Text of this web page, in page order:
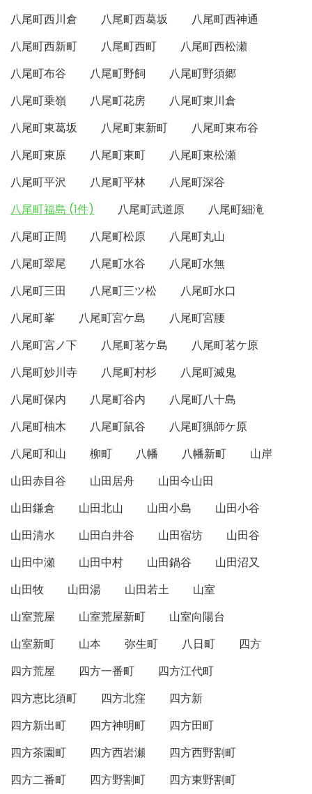
八尾町西川倉
八尾町西葛坂
八尾町西神通
八尾町西新町
八尾町西町
八尾町西松瀬
八尾町布谷
八尾町野飼
八尾町野須郷
八尾町乗嶺
八尾町花房
八尾町東川倉
八尾町東葛坂
八尾町東新町
八尾町東布谷
八尾町東原
八尾町東町
八尾町東松瀬
八尾町平沢
八尾町平林
八尾町深谷
八尾町福島 (1件)
八尾町武道原
八尾町細滝
八尾町正間
八尾町松原
八尾町丸山
八尾町翠尾
八尾町水谷
八尾町水無
八尾町三田
八尾町三ツ松
八尾町水口
八尾町峯
八尾町宮ケ島
八尾町宮腰
八尾町宮ノ下
八尾町茗ケ島
八尾町茗ケ原
八尾町妙川寺
八尾町村杉
八尾町滅鬼
八尾町保内
八尾町谷内
八尾町八十島
八尾町柚木
八尾町鼠谷
八尾町猟師ケ原
八尾町和山
柳町 八幡 八幡新町
山岸
山田赤目谷
山田居舟
山田今山田
山田鎌倉
山田北山 山田小島
山田小谷
山田清水
山田白井谷 山田宿坊
山田谷
山田中瀬
山田中村 山田鍋谷
山田沼又
山田牧
山田湯 山田若土
山室
山室荒屋
山室荒屋新町
山室向陽台
山室新町
山本 弥生町 八日町
四方
四方荒屋
四方一番町
四方江代町
四方恵比須町
四方北窪
四方新
四方新出町
四方神明町
四方田町
四方茶園町
四方西岩瀬
四方西野割町
四方二番町
四方野割町
四方東野割町